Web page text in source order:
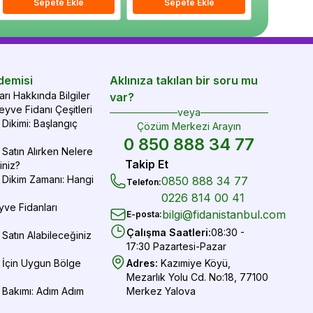
Sepete Ekle Sepete Ekle
Sepete Ekle Sepete Ekle
Hakkında Bilgiler
Fidanı Çeşitleri
Başlangıç
Alırken Nelere
Zamanı: Hangi
Fidanları
Alabileceğiniz
İçin Uygun Bölge
Adım Adım
Aklınıza takılan bir soru mu
var?
veya
Çözüm Merkezi Arayın
0 850 888 34 77
Takip Et
Telefon:0850 888 34 77
0226 814 00 41
E-posta:bilgi@fidanistanbul.com
Çalışma Saatleri:08:30 -
17:30 Pazartesi-Pazar
Adres: Kazımiye Köyü,
Mezarlık Yolu Cd. No:18, 77100
Merkez Yalova